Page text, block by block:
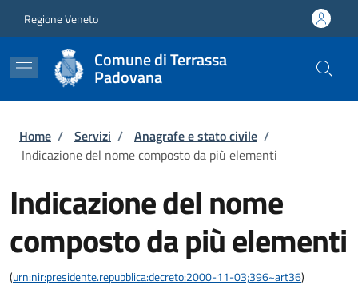
Regione Veneto
Comune di Terrassa
Padovana
Briciole di pane
Home / Servizi / Anagrafe e stato civile /
Indicazione del nome composto da più elementi
Indicazione del nome
composto da più elementi
(urn:nir:presidente.repubblica:decreto:2000-11-03;396~art36)